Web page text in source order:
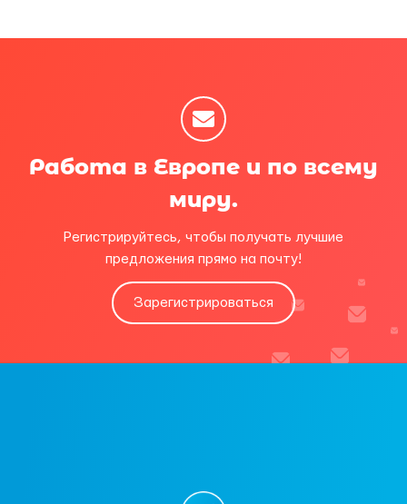
Работа в Европе и по всему
миру.
Регистрируйтесь, чтобы получать лучшие
предложения прямо на почту!
Зарегистрироваться